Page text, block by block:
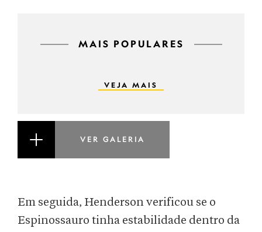
MAIS POPULARES
VEJA MAIS
VER GALERIA
Em seguida, Henderson verificou se o
Espinossauro tinha estabilidade dentro da